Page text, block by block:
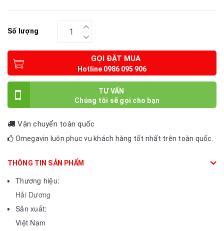
Số lượng
GỌI ĐẶT MUA
TƯ VẤN
Vận chuyển toàn quốc
Omegavin luôn phục vụ khách hàng tốt nhất trên toàn quốc.
THÔNG TIN SẢN PHẨM
Thương hiệu:
Hải Dương
Sản xuất:
Việt Nam